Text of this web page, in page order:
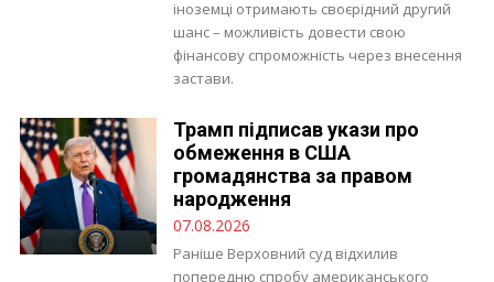
іноземці отримають своєрідний другий
шанс – можливість довести свою
фінансову спроможність через внесення
застави.
Трамп підписав укази про
обмеження в США
громадянства за правом
народження
07.08.2026
Раніше Верховний суд відхилив
попередню спробу американського